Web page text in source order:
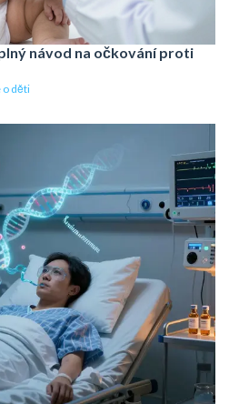
návod na očkování proti
o děti